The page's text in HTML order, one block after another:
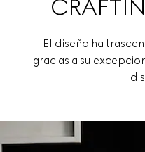
El diseño ha
gracias a su